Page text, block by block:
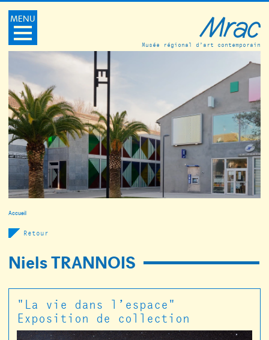
MENU
Musée régional d’art contemporain
Accueil
Retour
Niels TRANNOIS
"La vie dans l’espace"
Exposition de collection